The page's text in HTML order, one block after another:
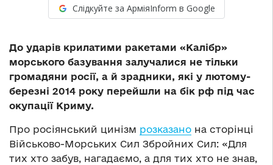
Слідкуйте за АрміяInform в Google
До ударів крилатими ракетами «Калібр»
морського базування залучалися не тільки
громадяни росії, а й зрадники, які у лютому-
березні 2014 року перейшли на бік рф під час
окупації Криму.
Про росіянський цинізм розказано на сторінці
Військово-Морських Сил Збройних Сил: «Для
тих хто забув, нагадаємо, а для тих хто не знав,